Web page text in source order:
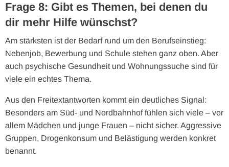
Frage 8: Gibt es Themen, bei denen du
dir mehr Hilfe wünschst?
Am stärksten ist der Bedarf rund um den Berufseinstieg:
Nebenjob, Bewerbung und Schule stehen ganz oben. Aber
auch psychische Gesundheit und Wohnungssuche sind für
viele ein echtes Thema.
Aus den Freitextantworten kommt ein deutliches Signal:
Besonders am Süd- und Nordbahnhof fühlen sich viele – vor
allem Mädchen und junge Frauen – nicht sicher. Aggressive
Gruppen, Drogenkonsum und Belästigung werden konkret
benannt.